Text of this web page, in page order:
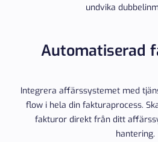
undvika
Automatiserad
Integrera affärssystemet med
flow i hela din fakturaprocess.
fakturor direkt från ditt
hantering.